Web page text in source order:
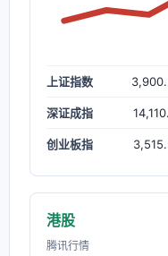
上证指数
深证成指
创业板指
港股
腾讯行情